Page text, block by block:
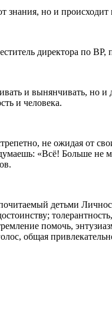
знания, но и происходит
директора по
и вынянчивать, но
и человека.
не ожидая от
«Всё! Больше не
детьми
помочь,
общая